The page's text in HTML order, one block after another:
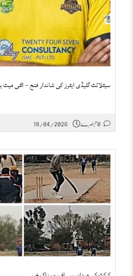
سیٹلائٹ گلیڈی ایٹرز کی شاندار فتح – الٹی میٹ
18/04/2026